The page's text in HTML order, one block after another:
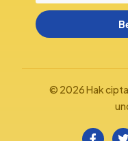
© 2026 Hak cipta